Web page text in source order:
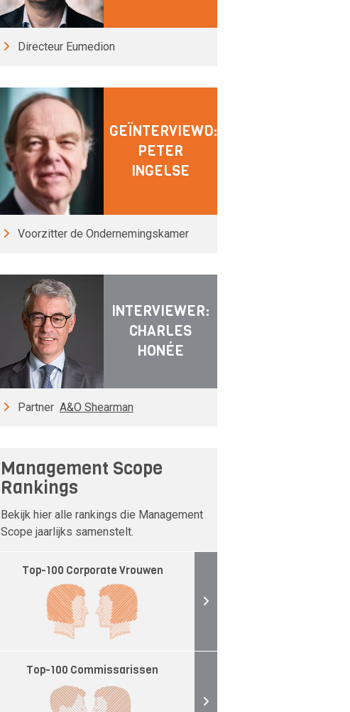
Directeur Eumedion
GEÏNTERVIEWD:
PETER
INGELSE
Voorzitter de Ondernemingskamer
INTERVIEWER:
CHARLES
HONÉE
Partner A&O Shearman
Management Scope
Rankings
Bekijk hier alle rankings die Management
Scope jaarlijks samenstelt.
Top-100 Corporate Vrouwen
Top-100 Commissarissen